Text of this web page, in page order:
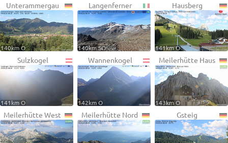
Unterammergau
140km O
Langenferner
140km SO
Hausberg
141km O
Sulzkogel
141km O
Wannenkogel
142km O
Meilerhütte Haus
143km O
Meilerhütte West Meilerhütte Nord Gsteig